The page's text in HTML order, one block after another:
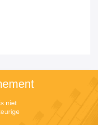
niet